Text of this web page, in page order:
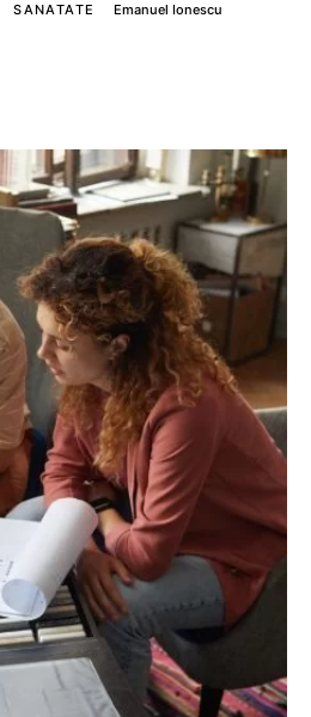
SANATATE
Emanuel Ionescu